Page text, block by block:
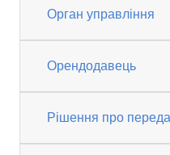
Орган управління
Орендодавець
Рішення про